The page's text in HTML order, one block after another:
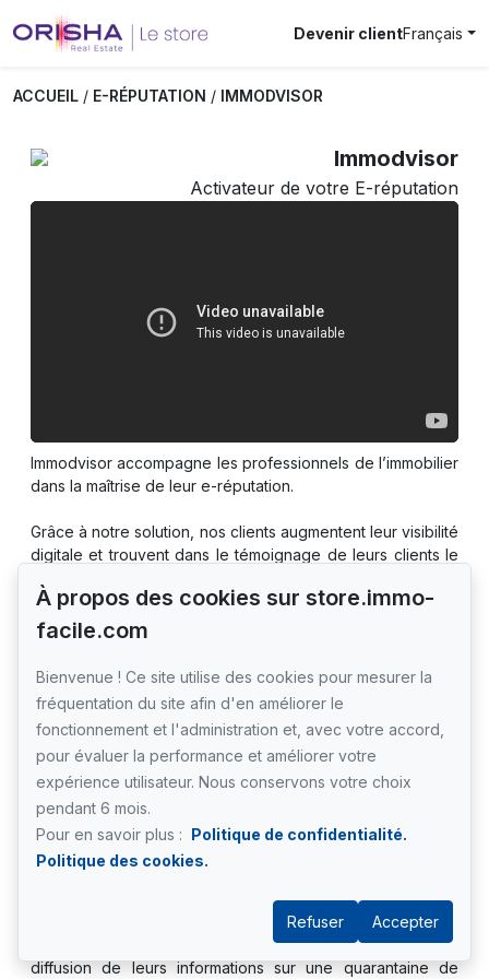
Devenir clientFrançais
ACCUEIL / E-RÉPUTATION / IMMODVISOR
Immodvisor
Activateur de votre E-réputation
Immodvisor accompagne les professionnels de l’immobilier
dans la maîtrise de leur e-réputation.
Grâce à notre solution, nos clients augmentent leur visibilité
digitale et trouvent dans le témoignage de leurs clients le
Concrètement, Immodvisor permet aux professionnels de :
1. Afficher des avis incontestables sur tout le parcours
digital de leurs prospects : grâce à des avis garantis
multidiffusés sur les portails immobiliers les plus visités par
les Français (Seloger, Meilleurs agents, Seloger Neuf etc.)
2. Maitriser leur note Google : grâce à une technologie
spécifique de collecte d’avis Google afin de leur permettre
d’obtenir régulièrement un maximum d’avis et de les mettre
en valeur sur leur site internet et les réseaux sociaux.
3. Augmenter leur visibilité locale sur Google : grâce à
notre outil de présence management qui permet de gérer
facilement leurs fiches Google My Business et de piloter la
diffusion de leurs informations sur une quarantaine de
À propos des cookies sur store.immo-
facile.com
Bienvenue ! Ce site utilise des cookies pour mesurer la
fréquentation du site afin d'en améliorer le
fonctionnement et l'administration et, avec votre accord,
pour évaluer la performance et améliorer votre
expérience utilisateur. Nous conservons votre choix
pendant 6 mois.
Pour en savoir plus : Politique de confidentialité.
Politique des cookies.
Refuser Accepter